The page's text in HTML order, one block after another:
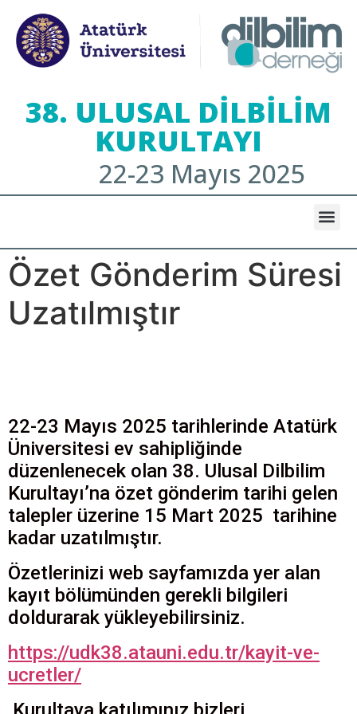
38. ULUSAL DİLBİLİM
KURULTAYI
22-23 Mayıs 2025
Özet Gönderim Süresi
Uzatılmıştır
22-23 Mayıs 2025 tarihlerinde Atatürk
Üniversitesi ev sahipliğinde
düzenlenecek olan 38. Ulusal Dilbilim
Kurultayı’na özet gönderim tarihi gelen
talepler üzerine 15 Mart 2025 tarihine
kadar uzatılmıştır.
Özetlerinizi web sayfamızda yer alan
kayıt bölümünden gerekli bilgileri
doldurarak yükleyebilirsiniz.
https://udk38.atauni.edu.tr/kayit-ve-
ucretler/